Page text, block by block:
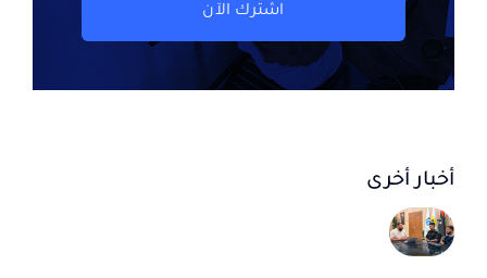
اشترك الآن
أخبار أخرى